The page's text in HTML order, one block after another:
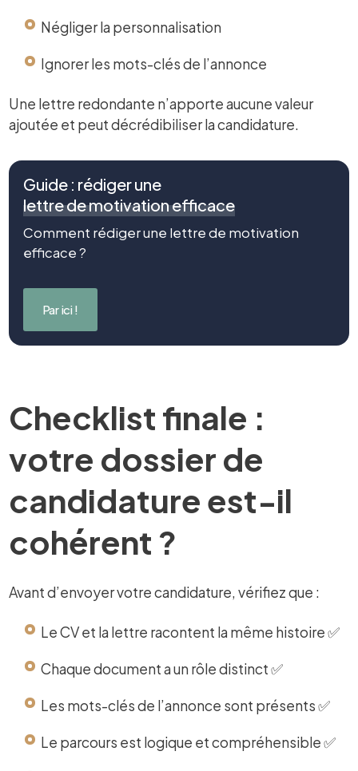
Négliger la personnalisation
Ignorer les mots-clés de l’annonce
Une lettre redondante n’apporte aucune valeur
ajoutée et peut décrédibiliser la candidature.
Guide : rédiger une
lettre de motivation efficace
Comment rédiger une lettre de motivation
efficace ?
Par ici !
Checklist finale :
votre dossier de
candidature est-il
cohérent ?
Avant d’envoyer votre candidature, vérifiez que :
Le CV et la lettre racontent la même histoire ✅
Chaque document a un rôle distinct ✅
Les mots-clés de l’annonce sont présents ✅
Le parcours est logique et compréhensible ✅